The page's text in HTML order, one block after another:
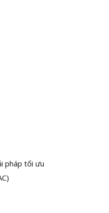
pháp tối ưu